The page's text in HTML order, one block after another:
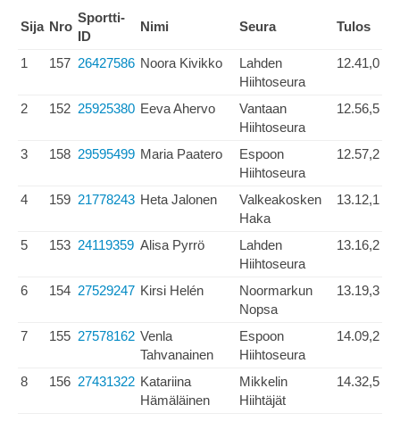
Sija Nro
Sportti-
ID
Nimi Seura Tulos
1 157 26427586 Noora Kivikko
Lahden
Hiihtoseura
12.41,0
2 152 25925380 Eeva Ahervo
Vantaan
Hiihtoseura
12.56,5
3 158 29595499 Maria Paatero
Espoon
Hiihtoseura
12.57,2
4 159 21778243 Heta Jalonen
Valkeakosken
Haka
13.12,1
5 153 24119359 Alisa Pyrrö
Lahden
Hiihtoseura
13.16,2
6 154 27529247 Kirsi Helén
Noormarkun
Nopsa
13.19,3
7 155 27578162 Venla
Tahvanainen
Espoon
Hiihtoseura
14.09,2
8 156 27431322 Katariina
Hämäläinen
Mikkelin
Hiihtäjät
14.32,5